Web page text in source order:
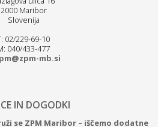
2000 Maribor
Slovenija
02/229-69-10
040/433-477
mb.si
IN DOGODKI
se ZPM Maribor – iščemo dodatne